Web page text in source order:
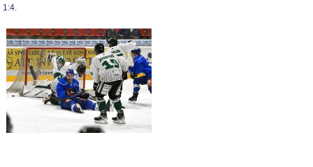
1:4.